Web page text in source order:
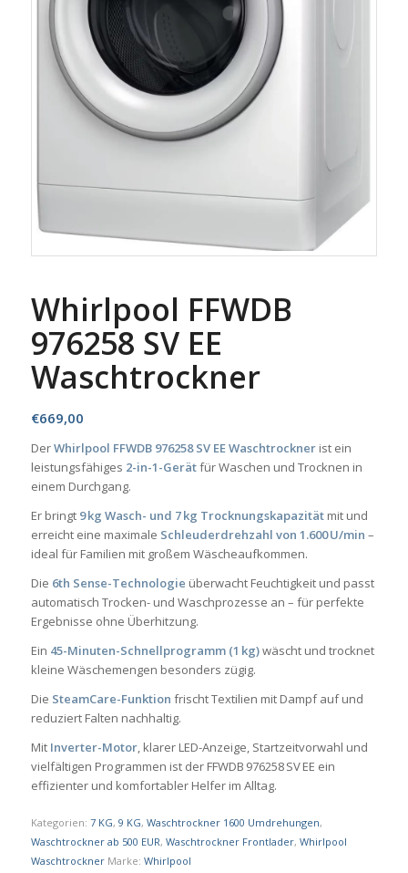
Whirlpool FFWDB
976258 SV EE
Waschtrockner
€669,00
DerWhirlpool FFWDB 976258 SV EE Waschtrocknerist ein
leistungsfähiges 2-in-1-Gerätfür Waschen und Trocknen in
einem Durchgang.
Er bringt 9 kg Wasch- und 7 kg Trocknungskapazitätmit und
erreicht eine maximale Schleuderdrehzahl von 1.600 U/min –
ideal für Familien mit großem Wäscheaufkommen.
Die 6th Sense-Technologie überwacht Feuchtigkeit und passt
automatisch Trocken- und Waschprozesse an – für perfekte
Ergebnisse ohne Überhitzung.
Ein 45-Minuten-Schnellprogramm (1 kg)wäscht und trocknet
kleine Wäschemengen besonders zügig.
Die SteamCare-Funktion frischt Textilien mit Dampf auf und
reduziert Falten nachhaltig.
Mit Inverter-Motor, klarer LED-Anzeige, Startzeitvorwahl und
vielfältigen Programmen ist der FFWDB 976258 SV EE ein
effizienter und komfortabler Helfer im Alltag.
Kategorien: 7 KG, 9 KG, Waschtrockner 1600 Umdrehungen,
Waschtrockner ab 500 EUR, Waschtrockner Frontlader, Whirlpool
Waschtrockner Marke: Whirlpool